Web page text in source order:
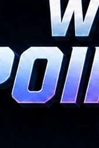
UUSKINS 기프트 포
이지를 매주 업데이
. 주문이 해당 금액을
를 받고 스토어에서
다!